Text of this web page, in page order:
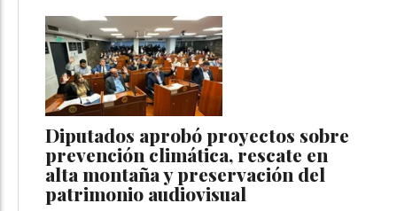
Diputados aprobó proyectos sobre
prevención climática, rescate en
alta montaña y preservación del
patrimonio audiovisual